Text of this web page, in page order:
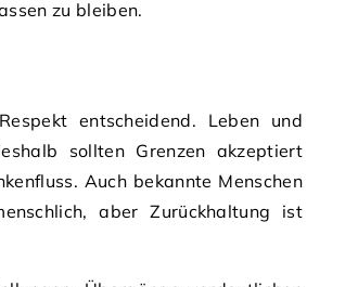
zu bleiben.
entscheidend. Leben und
sollten Grenzen akzeptiert
Auch bekannte Menschen
aber Zurückhaltung ist